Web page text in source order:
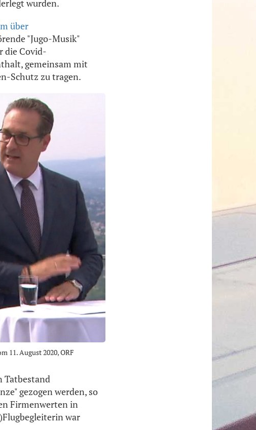
wurden.
über
"Jugo-Musik"
die Covid-
gemeinsam mit
Schutz zu tragen.
11. August 2020, ORF
Tatbestand
gezogen werden, so
Firmenwerten in
war